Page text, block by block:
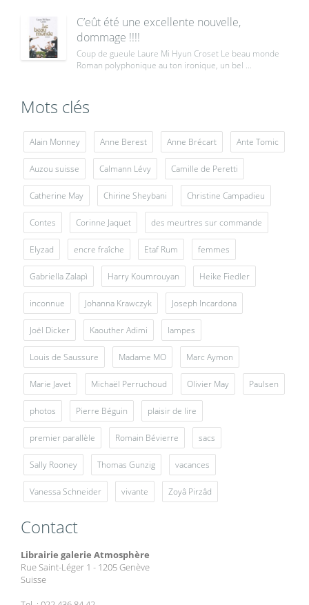
C’eût été une excellente nouvelle,
dommage !!!!
Coup de gueule Laure Mi Hyun Croset Le beau monde
Roman polyphonique au ton ironique, un bel ...
Mots clés
Alain Monney Anne Berest Anne Brécart Ante Tomic
Auzou suisse Calmann Lévy Camille de Peretti
Catherine May Chirine Sheybani Christine Campadieu
Contes Corinne Jaquet des meurtres sur commande
Elyzad encre fraîche Etaf Rum femmes
Gabriella Zalapì Harry Koumrouyan Heike Fiedler
inconnue Johanna Krawczyk Joseph Incardona
Joël Dicker Kaouther Adimi lampes
Louis de Saussure Madame MO Marc Aymon
Marie Javet Michaël Perruchoud Olivier May Paulsen
photos Pierre Béguin plaisir de lire
premier parallèle Romain Bévierre sacs
Sally Rooney Thomas Gunzig vacances
Vanessa Schneider vivante Zoyâ Pirzâd
Contact
Librairie galerie Atmosphère
Rue Saint-Léger 1 - 1205 Genève
Suisse